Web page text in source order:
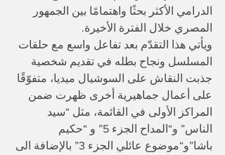
الدرامي الأكثر بحثًا واهتمامًا بين الجمهور
المصري خلال الفترة الأخيرة.
ويأتي هذا التقدّم بعد تفاعل واسع مع حلقات
المسلسل ونجاح بطله في تقديم شخصية
جذبت النقاش على السوشيال ميديا، متفوّقًا
على أعمال جماهيرية أخرى ظهرت ضمن
المراكز الأولى في القائمة، مثل “سيد
الناس” و“المداح الجزء 5” و “حكيم
باشا”و“موضوع عائلي الجزء 3” بالإضافة الى